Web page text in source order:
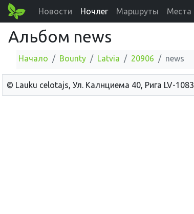
Новости Ночлег Маршруты Места
Альбом news
Начало Bounty Latvia 20906 news
© Lauku сelotajs, Ул. Калнциема 40, Рига LV-